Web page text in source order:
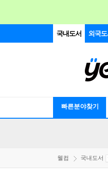
국내도서 외국도
빠른분야찾기
웰컴 국내도서